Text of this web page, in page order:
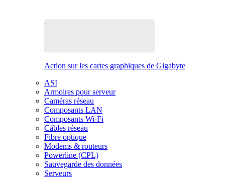
Action sur les cartes graphiques de Gigabyte
ASI
Armoires pour serveur
Caméras réseau
Composants LAN
Composants Wi-Fi
Câbles réseau
Fibre optique
Modems & routeurs
Powerline (CPL)
Sauvegarde des données
Serveurs